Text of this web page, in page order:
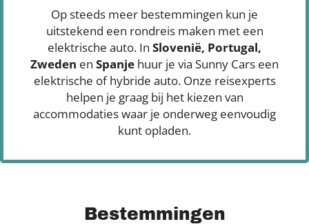
Op steeds meer bestemmingen kun je
uitstekend een rondreis maken met een
elektrische auto. In Slovenië, Portugal,
Zweden en Spanje huur je via Sunny Cars een
elektrische of hybride auto. Onze reisexperts
helpen je graag bij het kiezen van
accommodaties waar je onderweg eenvoudig
kunt opladen.
Bestemmingen